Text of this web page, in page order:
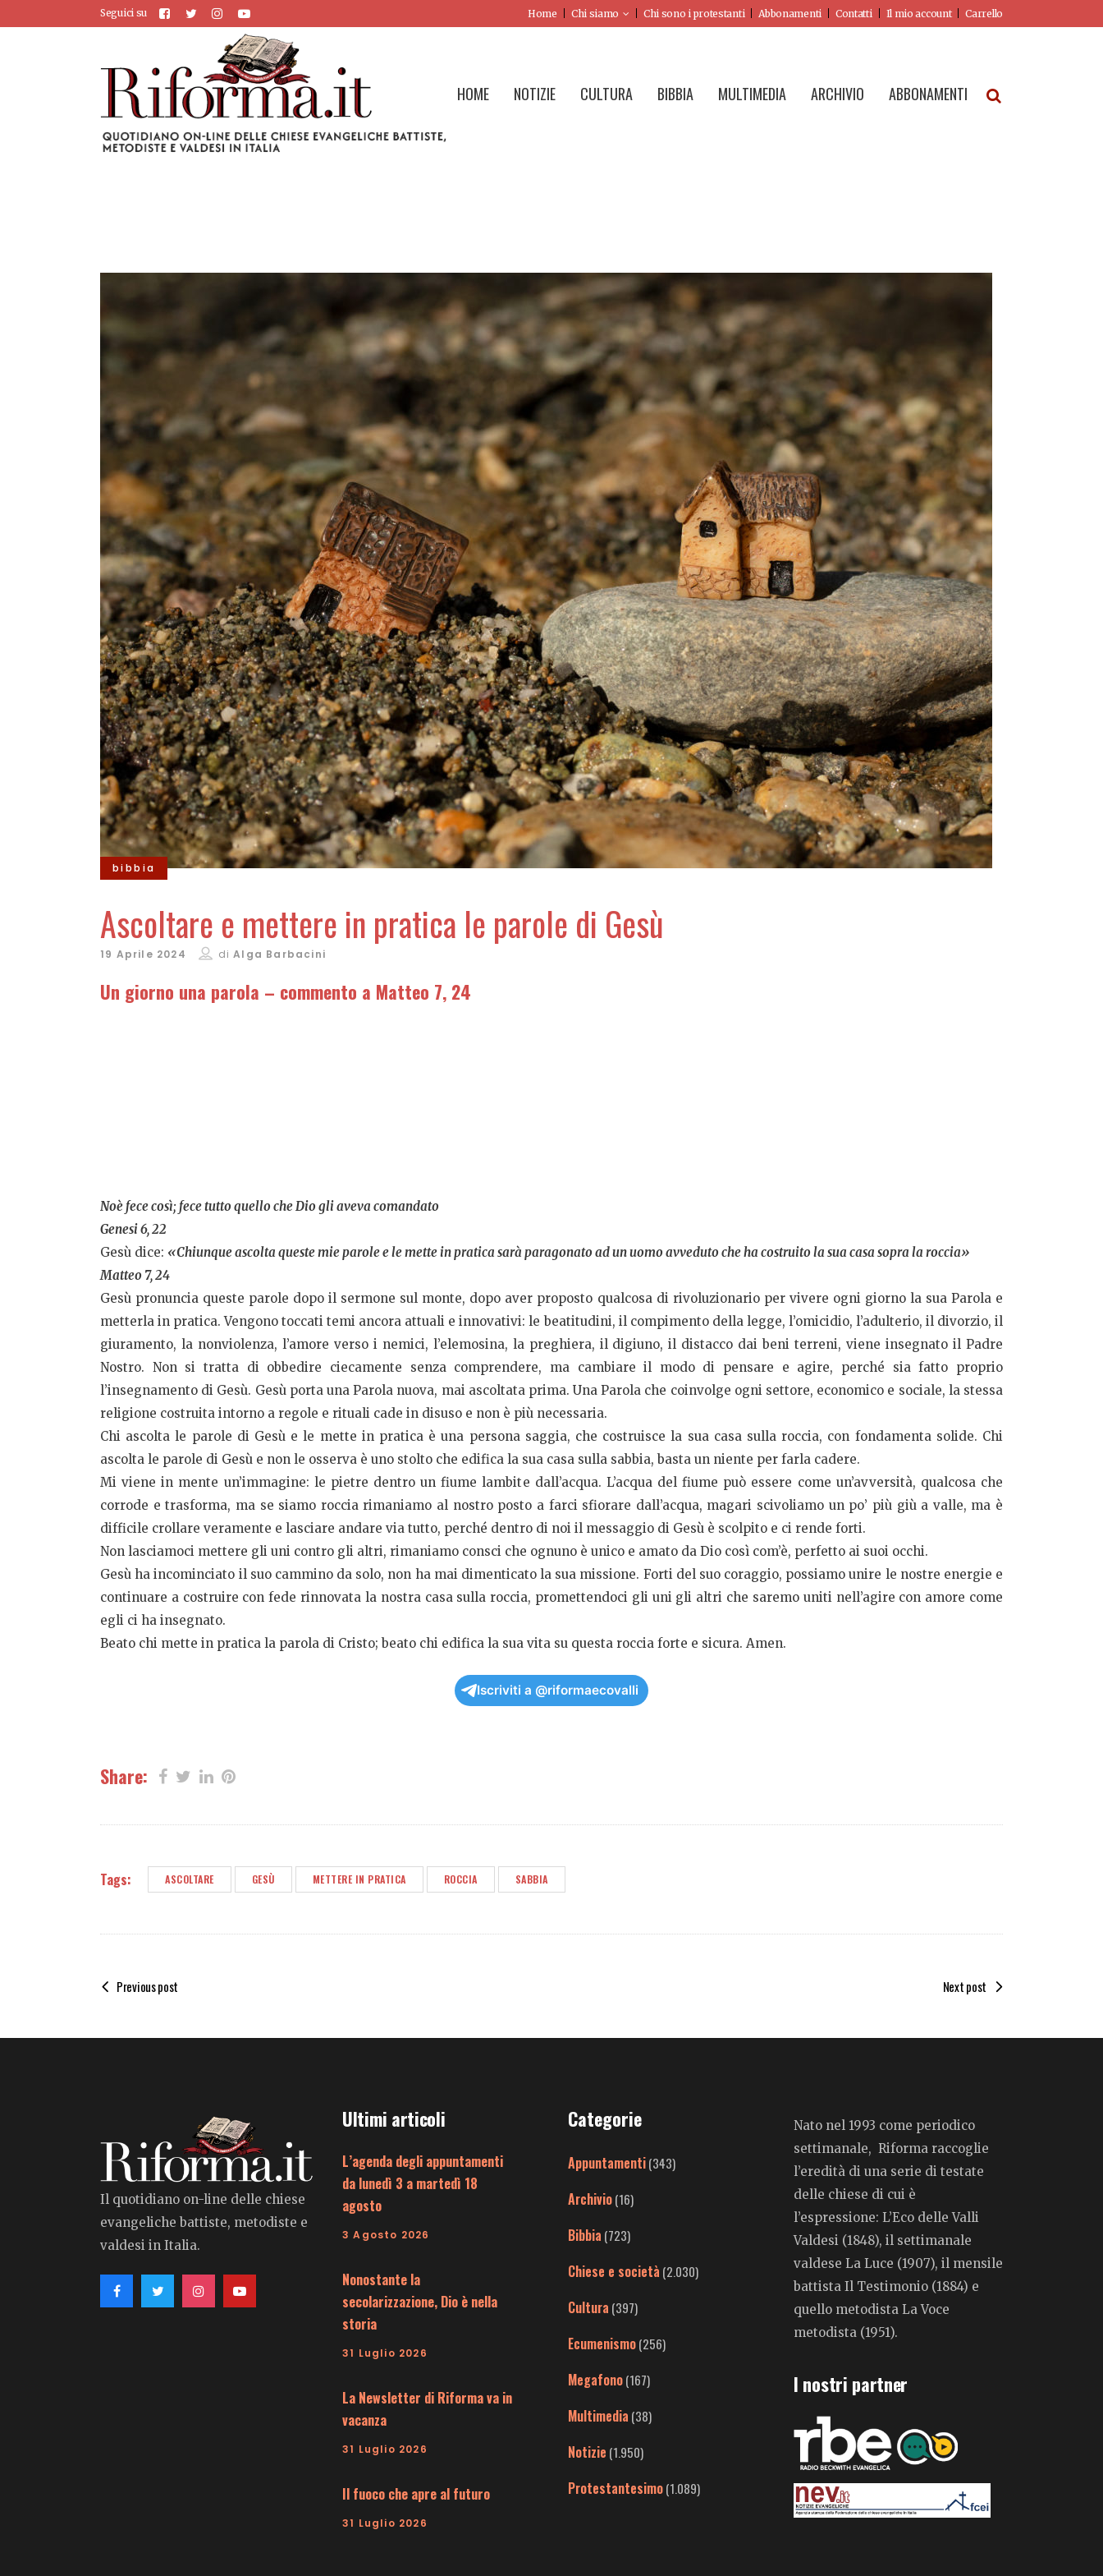
Seguici su Home Chi siamo Chi sono i protestanti Abbonamenti Contatti Il mio account Carrello
HOME NOTIZIE CULTURA BIBBIA MULTIMEDIA ARCHIVIO ABBONAMENTI
bibbia
Ascoltare e mettere in pratica le parole di Gesù
19 Aprile 2024 di Alga Barbacini
Un giorno una parola – commento a Matteo 7, 24
Noè fece così; fece tutto quello che Dio gli aveva comandato
Genesi 6, 22
Gesù dice: «Chiunque ascolta queste mie parole e le mette in pratica sarà paragonato ad un uomo avveduto che ha costruito la sua casa sopra la roccia»
Matteo 7, 24
Gesù pronuncia queste parole dopo il sermone sul monte, dopo aver proposto qualcosa di rivoluzionario per vivere ogni giorno la sua Parola e
metterla in pratica. Vengono toccati temi ancora attuali e innovativi: le beatitudini, il compimento della legge, l’omicidio, l’adulterio, il divorzio, il
giuramento, la nonviolenza, l’amore verso i nemici, l’elemosina, la preghiera, il digiuno, il distacco dai beni terreni, viene insegnato il Padre
Nostro. Non si tratta di obbedire ciecamente senza comprendere, ma cambiare il modo di pensare e agire, perché sia fatto proprio
l’insegnamento di Gesù. Gesù porta una Parola nuova, mai ascoltata prima. Una Parola che coinvolge ogni settore, economico e sociale, la stessa
religione costruita intorno a regole e rituali cade in disuso e non è più necessaria.
Chi ascolta le parole di Gesù e le mette in pratica è una persona saggia, che costruisce la sua casa sulla roccia, con fondamenta solide. Chi
ascolta le parole di Gesù e non le osserva è uno stolto che edifica la sua casa sulla sabbia, basta un niente per farla cadere.
Mi viene in mente un’immagine: le pietre dentro un fiume lambite dall’acqua. L’acqua del fiume può essere come un’avversità, qualcosa che
corrode e trasforma, ma se siamo roccia rimaniamo al nostro posto a farci sfiorare dall’acqua, magari scivoliamo un po’ più giù a valle, ma è
difficile crollare veramente e lasciare andare via tutto, perché dentro di noi il messaggio di Gesù è scolpito e ci rende forti.
Non lasciamoci mettere gli uni contro gli altri, rimaniamo consci che ognuno è unico e amato da Dio così com’è, perfetto ai suoi occhi.
Gesù ha incominciato il suo cammino da solo, non ha mai dimenticato la sua missione. Forti del suo coraggio, possiamo unire le nostre energie e
continuare a costruire con fede rinnovata la nostra casa sulla roccia, promettendoci gli uni gli altri che saremo uniti nell’agire con amore come
egli ci ha insegnato.
Beato chi mette in pratica la parola di Cristo; beato chi edifica la sua vita su questa roccia forte e sicura. Amen.
Iscriviti a @riformaecovalli
Share:
Tags: ASCOLTARE GESÙ METTERE IN PRATICA ROCCIA SABBIA
Previous post Next post
Il quotidiano on-line delle chiese
evangeliche battiste, metodiste e
valdesi in Italia.
Ultimi articoli
L’agenda degli appuntamenti
da lunedì 3 a martedì 18
agosto
3 Agosto 2026
Nonostante la
secolarizzazione, Dio è nella
storia
31 Luglio 2026
La Newsletter di Riforma va in
vacanza
31 Luglio 2026
Il fuoco che apre al futuro
31 Luglio 2026
Categorie
Appuntamenti(343)
Archivio(16)
Bibbia (723)
Chiese e società (2.030)
Cultura (397)
Ecumenismo(256)
Megafono(167)
Multimedia (38)
Notizie (1.950)
Protestantesimo(1.089)
Nato nel 1993 come periodico
settimanale, Riforma raccoglie
l’eredità di una serie di testate
delle chiese di cui è
l’espressione: L’Eco delle Valli
Valdesi (1848), il settimanale
valdese La Luce (1907), il mensile
battista Il Testimonio (1884) e
quello metodista La Voce
metodista (1951).
I nostri partner